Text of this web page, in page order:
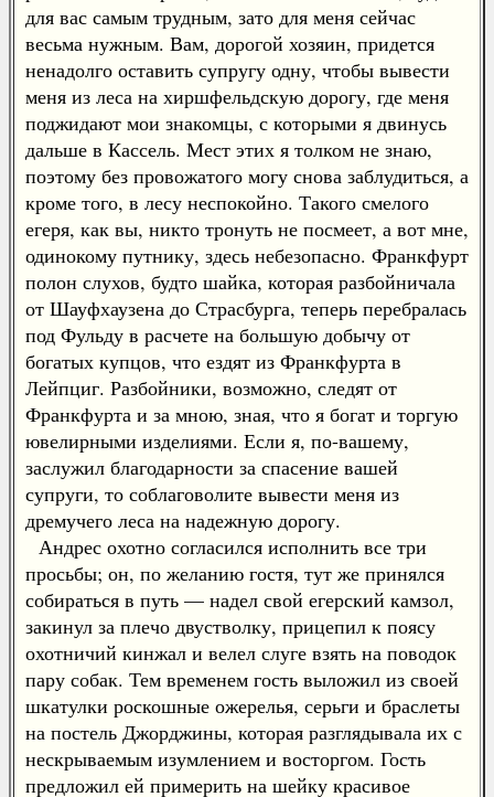
для вас самым трудным, зато для меня сейчас
весьма нужным. Вам, дорогой хозяин, придется
ненадолго оставить супругу одну, чтобы вывести
меня из леса на хиршфельдскую дорогу, где меня
поджидают мои знакомцы, с которыми я двинусь
дальше в Кассель. Мест этих я толком не знаю,
поэтому без провожатого могу снова заблудиться, а
кроме того, в лесу неспокойно. Такого смелого
егеря, как вы, никто тронуть не посмеет, а вот мне,
одинокому путнику, здесь небезопасно. Франкфурт
полон слухов, будто шайка, которая разбойничала
от Шауфхаузена до Страсбурга, теперь перебралась
под Фульду в расчете на большую добычу от
богатых купцов, что ездят из Франкфурта в
Лейпциг. Разбойники, возможно, следят от
Франкфурта и за мною, зная, что я богат и торгую
ювелирными изделиями. Если я, по-вашему,
заслужил благодарности за спасение вашей
супруги, то соблаговолите вывести меня из
дремучего леса на надежную дорогу.
Андрес охотно согласился исполнить все три
просьбы; он, по желанию гостя, тут же принялся
собираться в путь — надел свой егерский камзол,
закинул за плечо двустволку, прицепил к поясу
охотничий кинжал и велел слуге взять на поводок
пару собак. Тем временем гость выложил из своей
шкатулки роскошные ожерелья, серьги и браслеты
на постель Джорджины, которая разглядывала их с
нескрываемым изумлением и восторгом. Гость
предложил ей примерить на шейку красивое